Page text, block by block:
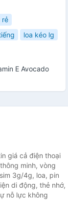
rẻ
loa kéo lg
E Avocado
giá cả điện thoại
minh, vòng
3g/4g, loa, pin
di động, thẻ nhớ,
nỗ lực không